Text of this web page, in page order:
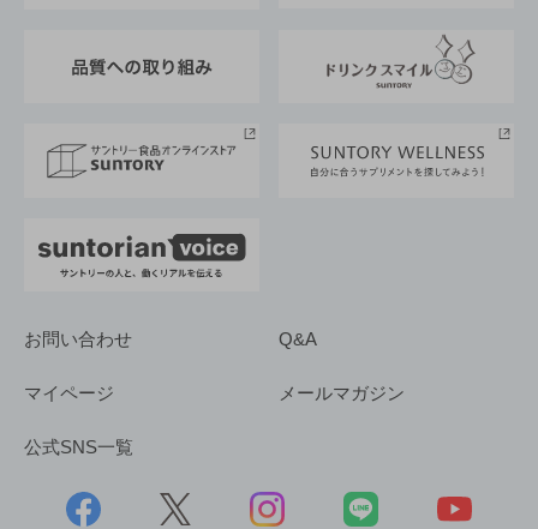
採用情報
お問い合わせ Q&A
マイページ メールマガジン
公式SNS一覧